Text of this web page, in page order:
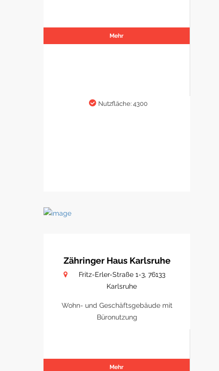
Mehr
Nutzfläche: 4300
Zähringer Haus Karlsruhe
Fritz-Erler-Straße 1-3, 76133
Karlsruhe
Wohn- und Geschäftsgebäude mit
Büronutzung
Mehr